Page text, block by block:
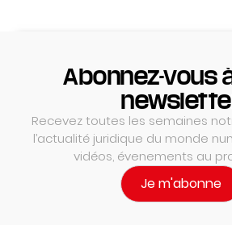
Abonnez-vous
Recevez toutes les semaines
l’actualité juridique du monde
vidéos, évenements au
Je m'abonne